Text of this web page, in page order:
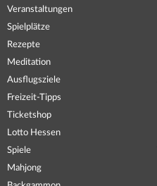
Veranstaltungen
Spielplätze
Rezepte
Meditation
Ausflugsziele
Freizeit-Tipps
Ticketshop
Lotto Hessen
Spiele
Mahjong